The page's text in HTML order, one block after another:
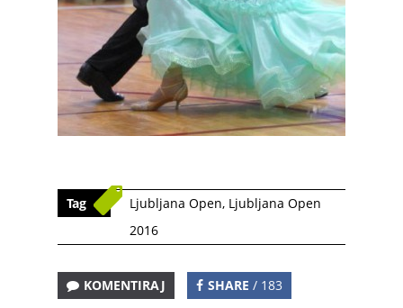
Tag Ljubljana Open, Ljubljana Open
2016
KOMENTIRAJ SHARE / 183